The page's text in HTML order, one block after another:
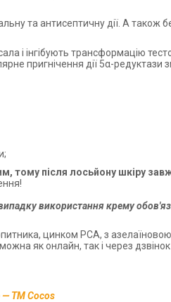
та антисептичну дії. А також
і інгібують трансформацію
пригнічення дії 5α-
тому після лосьйону шкіру
використання крему
цинком РСА, з
як онлайн, так і через
— ТМ Cocos